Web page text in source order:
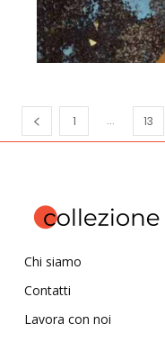
1 ... 13
Chi siamo
Contatti
Lavora con noi